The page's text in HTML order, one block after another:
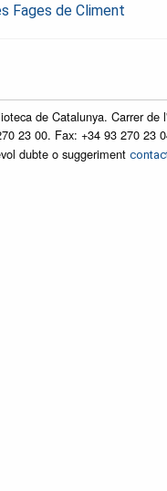
Fages de Climent
de Catalunya. Carrer de
23 00. Fax: +34 93 270 23
dubte o suggeriment